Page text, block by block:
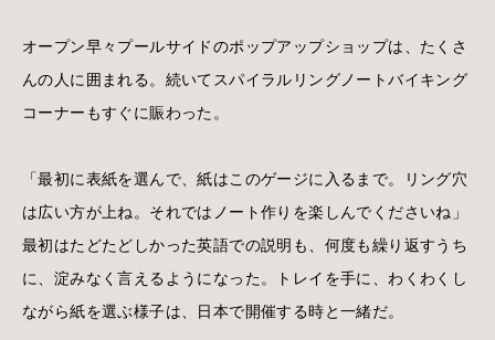
オープン早々プールサイドのポップアップショップは、たくさ
んの人に囲まれる。続いてスパイラルリングノートバイキング
コーナーもすぐに賑わった。
「最初に表紙を選んで、紙はこのゲージに入るまで。リング穴
は広い方が上ね。それではノート作りを楽しんでくださいね」
最初はたどたどしかった英語での説明も、何度も繰り返すうち
に、淀みなく言えるようになった。トレイを手に、わくわくし
ながら紙を選ぶ様子は、日本で開催する時と一緒だ。